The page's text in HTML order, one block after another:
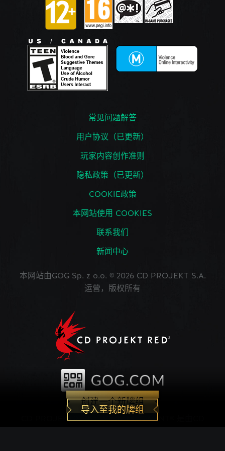
创建一个新牌组
导入至我的牌组
常见问题解答
用户协议（已更新）
玩家内容创作准则
隐私政策（已更新）
COOKIE政策
本网站使用 COOKIES
联系我们
新闻中心
本网站由GOG Sp. z o.o. © 2026 CD PROJEKT S.A.
运营，版权所有
CD PROJEKT®, The Witcher®, GWENT® 是由CD